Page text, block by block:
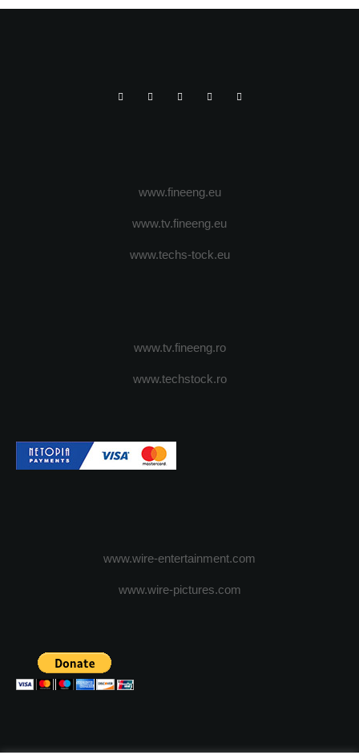
www.fineeng.eu
www.tv.fineeng.eu
www.techs-tock.eu
www.tv.fineeng.ro
www.techstock.ro
www.wire-entertainment.com
www.wire-pictures.com